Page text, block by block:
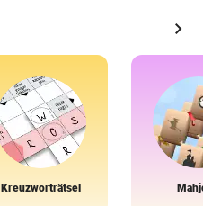
chevron_right
Kreuzworträtsel